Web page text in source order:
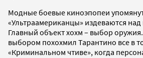
Модные боевые киноэпопеи
«Ультраамериканцы» издеваются над
Главный объект хохм – выбор
выбором похохмил Тарантино все в
«Криминальном чтиве», когда